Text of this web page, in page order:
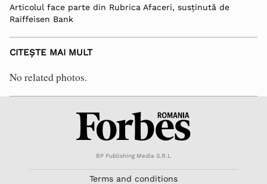
Articolul face parte din Rubrica Afaceri, susținută de
Raiffeisen Bank
CITEȘTE MAI MULT
No related photos.
BP Publishing Media S.R.L
Terms and conditions